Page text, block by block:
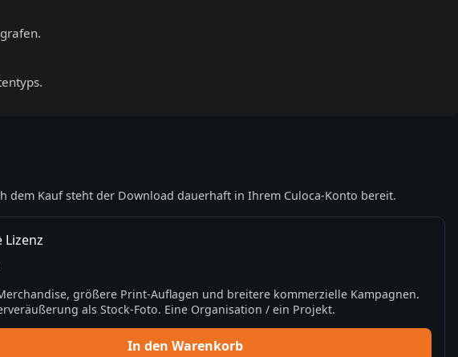
dem Kauf steht der Download dauerhaft in Ihrem Culoca-Konto bereit.
Lizenz
größere Print-Auflagen und breitere kommerzielle Kampagnen.
als Stock-Foto. Eine Organisation / ein Projekt.
In den Warenkorb